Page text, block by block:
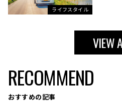
ライフスタイル
VIEW
RECOMMEND
おすすめの記事